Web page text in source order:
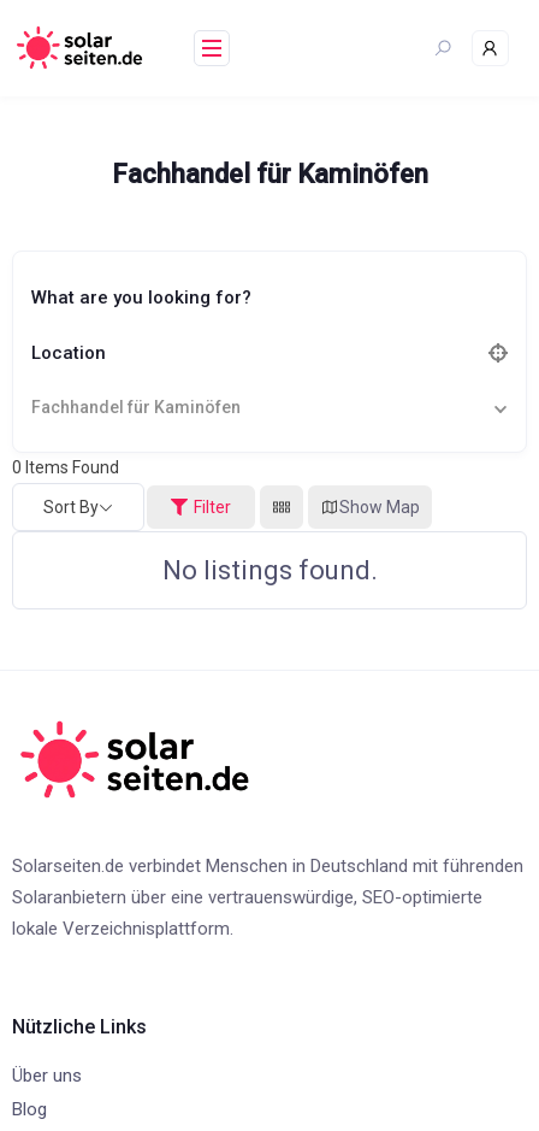
content
Fachhandel für Kaminöfen
What are you looking for?
Location
Fachhandel für Kaminöfen
0 Items Found
Sort By Filter Show Map
No listings found.
Solarseiten.de verbindet Menschen in Deutschland mit führenden
Solaranbietern über eine vertrauenswürdige, SEO-optimierte
lokale Verzeichnisplattform.
Nützliche Links
Über uns
Blog